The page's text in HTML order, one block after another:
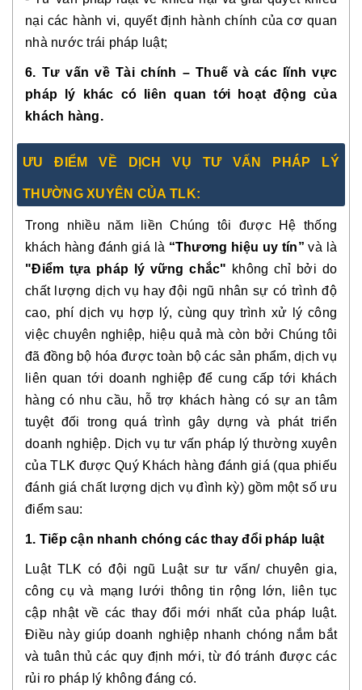
nại các hành vi, quyết định hành chính của cơ quan
nhà nước trái pháp luật;
6. Tư vấn về Tài chính – Thuế và các lĩnh vực
pháp lý khác có liên quan tới hoạt động của
khách hàng.
ƯU ĐIỂM VỀ DỊCH VỤ TƯ VẤN PHÁP LÝ
THƯỜNG XUYÊN CỦA TLK:
Trong nhiều năm liền Chúng tôi được Hệ thống
khách hàng đánh giá là “Thương hiệu uy tín” và là
"Điểm tựa pháp lý vững chắc" không chỉ bởi do
chất lượng dịch vụ hay đội ngũ nhân sự có trình độ
cao, phí dịch vụ hợp lý, cùng quy trình xử lý công
việc chuyên nghiệp, hiệu quả mà còn bởi Chúng tôi
đã đồng bộ hóa được toàn bộ các sản phẩm, dịch vụ
liên quan tới doanh nghiệp để cung cấp tới khách
hàng có nhu cầu, hỗ trợ khách hàng có sự an tâm
tuyệt đối trong quá trình gây dựng và phát triển
doanh nghiệp. Dịch vụ tư vấn pháp lý thường xuyên
của TLK được Quý Khách hàng đánh giá (qua phiếu
đánh giá chất lượng dịch vụ đình kỳ) gồm một số ưu
điểm sau:
1. Tiếp cận nhanh chóng các thay đổi pháp luật
Luật TLK có đội ngũ Luật sư tư vấn/ chuyên gia,
công cụ và mạng lưới thông tin rộng lớn, liên tục
cập nhật về các thay đổi mới nhất của pháp luật.
Điều này giúp doanh nghiệp nhanh chóng nắm bắt
và tuân thủ các quy định mới, từ đó tránh được các
rủi ro pháp lý không đáng có.